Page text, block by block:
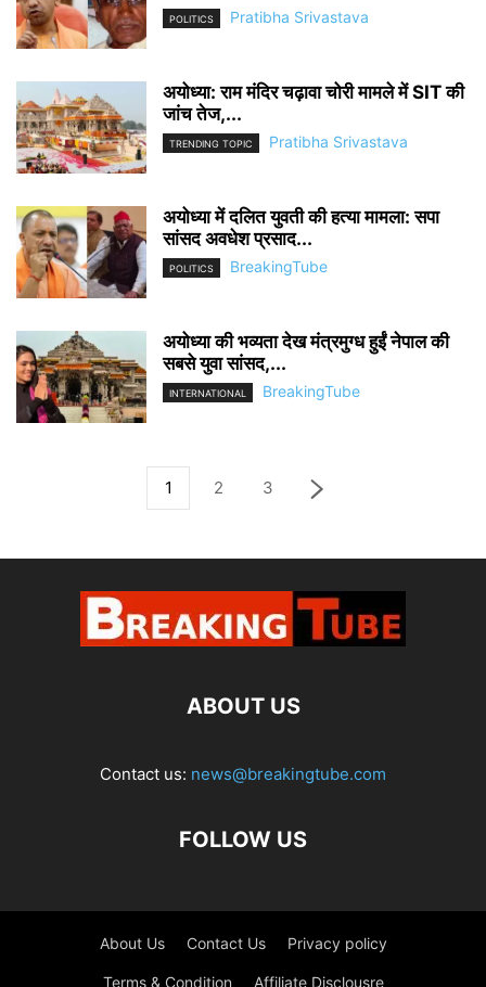
POLITICS Pratibha Srivastava
अयोध्या: राम मंदिर चढ़ावा चोरी मामले में SIT की
जांच तेज,...
TRENDING TOPIC Pratibha Srivastava
अयोध्या में दलित युवती की हत्या मामला: सपा
सांसद अवधेश प्रसाद...
POLITICS BreakingTube
अयोध्या की भव्यता देख मंत्रमुग्ध हुईं नेपाल की
सबसे युवा सांसद,...
INTERNATIONAL BreakingTube
1 2 3
ABOUT US
Contact us: news@breakingtube.com
FOLLOW US
About Us Contact Us Privacy policy
Terms & Condition Affiliate Disclousre